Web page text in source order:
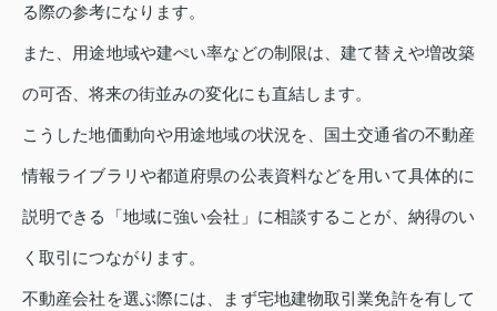
る際の参考になります。
また、用途地域や建ぺい率などの制限は、建て替えや増改築
の可否、将来の街並みの変化にも直結します。
こうした地価動向や用途地域の状況を、国土交通省の不動産
情報ライブラリや都道府県の公表資料などを用いて具体的に
説明できる「地域に強い会社」に相談することが、納得のい
く取引につながります。
不動産会社を選ぶ際には、まず宅地建物取引業免許を有して